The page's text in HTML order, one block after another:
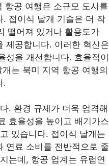
항공 여행은 소규모 도시를
접이식 날개 기술은 더 작
떨어져 있거나 활용도가
제공합니다. 이러한 혁신은
성을 개선합니다. 효율적이
는 북미 지역 항공 여행의
.
. 환경 규제가 더욱 엄격해
효율성을 높이고 배기가스
있습니다. 접이식 날개는
연료 소비를 전반적으로 줄
는데, 항공 업계는 유럽연